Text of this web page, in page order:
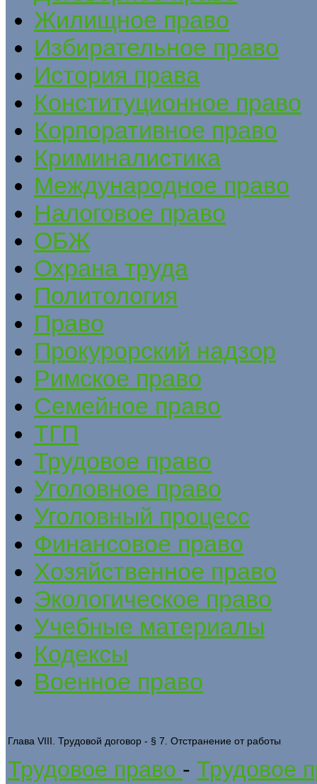
Жилищное право
Избирательное право
История права
Конституционное право
Корпоративное право
Криминалистика
Международное право
Налоговое право
ОБЖ
Охрана труда
Политология
Право
Прокурорский надзор
Римское право
Семейное право
ТГП
Трудовое право
Уголовное право
Уголовный процесс
Финансовое право
Хозяйственное право
Экологическое право
Учебные материалы
Кодексы
Военное право
Глава VIII. Трудовой договор - § 7. Отстранение от работы
Трудовое право - Трудовое